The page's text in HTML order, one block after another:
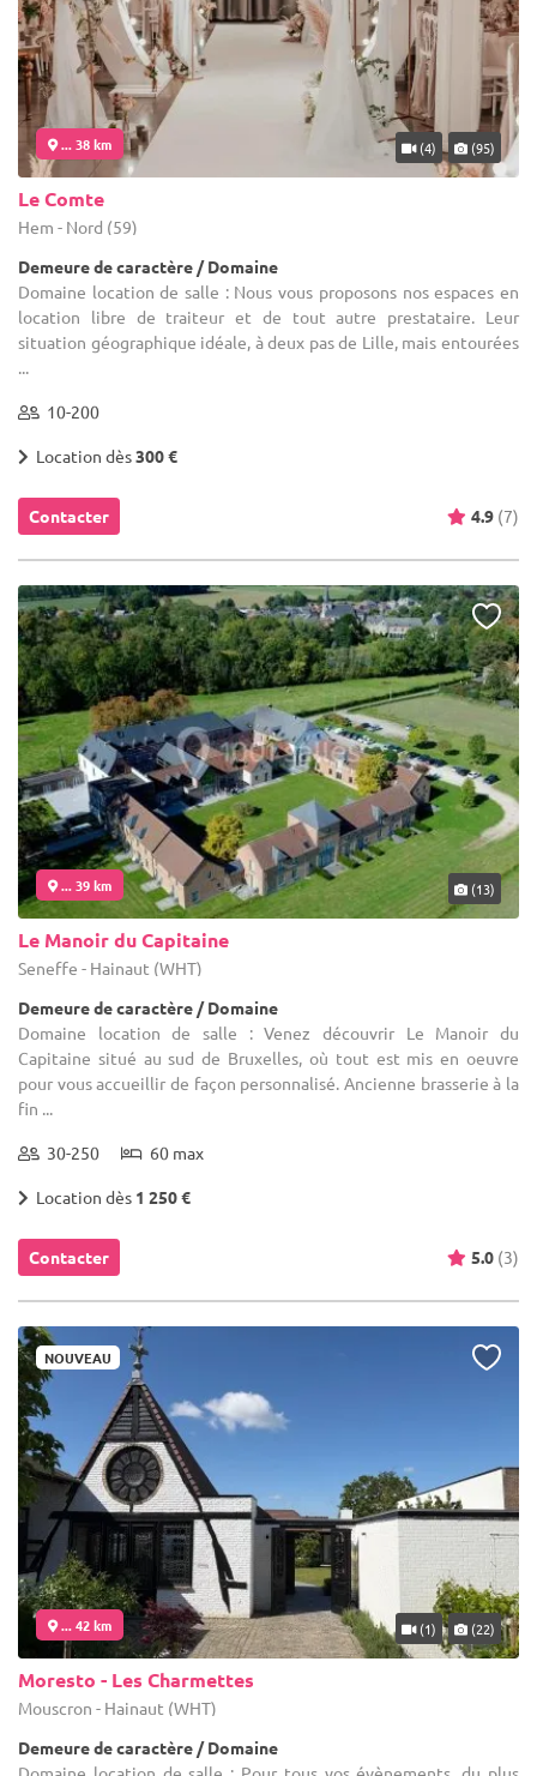
... 38 km (4) (95)
Le Comte
Hem - Nord (59)
Demeure de caractère / Domaine
Domaine location de salle : Nous vous proposons nos espaces en
location libre de traiteur et de tout autre prestataire. Leur
situation géographique idéale, à deux pas de Lille, mais entourées
10-200
Location dès300 €
Contacter 4.9 (7)
... 39 km (13)
Le Manoir du Capitaine
Seneffe - Hainaut (WHT)
Demeure de caractère / Domaine
Domaine location de salle : Venez découvrir Le Manoir du
Capitaine situé au sud de Bruxelles, où tout est mis en oeuvre
pour vous accueillir de façon personnalisé. Ancienne brasserie à la
fin ...
30-250 60 max
Location dès 1 250 €
Contacter 5.0 (3)
NOUVEAU
... 42 km (1) (22)
Moresto - Les Charmettes
Mouscron - Hainaut (WHT)
Demeure de caractère / Domaine